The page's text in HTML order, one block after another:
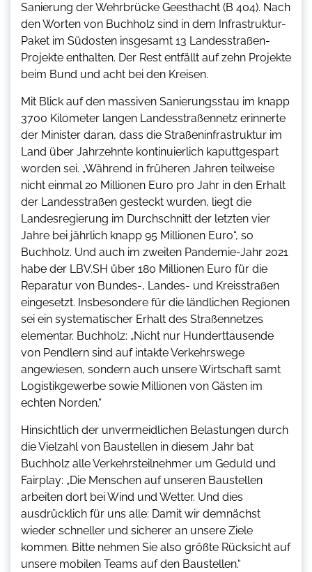
Sanierung der Wehrbrücke Geesthacht (B 404). Nach
den Worten von Buchholz sind in dem Infrastruktur-
Paket im Südosten insgesamt 13 Landesstraßen-
Projekte enthalten. Der Rest entfällt auf zehn Projekte
beim Bund und acht bei den Kreisen.
Mit Blick auf den massiven Sanierungsstau im knapp
3700 Kilometer langen Landesstraßennetz erinnerte
der Minister daran, dass die Straßeninfrastruktur im
Land über Jahrzehnte kontinuierlich kaputtgespart
worden sei. „Während in früheren Jahren teilweise
nicht einmal 20 Millionen Euro pro Jahr in den Erhalt
der Landesstraßen gesteckt wurden, liegt die
Landesregierung im Durchschnitt der letzten vier
Jahre bei jährlich knapp 95 Millionen Euro“, so
Buchholz. Und auch im zweiten Pandemie-Jahr 2021
habe der LBV.SH über 180 Millionen Euro für die
Reparatur von Bundes-, Landes- und Kreisstraßen
eingesetzt. Insbesondere für die ländlichen Regionen
sei ein systematischer Erhalt des Straßennetzes
elementar. Buchholz: „Nicht nur Hunderttausende
von Pendlern sind auf intakte Verkehrswege
angewiesen, sondern auch unsere Wirtschaft samt
Logistikgewerbe sowie Millionen von Gästen im
echten Norden.“
Hinsichtlich der unvermeidlichen Belastungen durch
die Vielzahl von Baustellen in diesem Jahr bat
Buchholz alle Verkehrsteilnehmer um Geduld und
Fairplay: „Die Menschen auf unseren Baustellen
arbeiten dort bei Wind und Wetter. Und dies
ausdrücklich für uns alle: Damit wir demnächst
wieder schneller und sicherer an unsere Ziele
kommen. Bitte nehmen Sie also größte Rücksicht auf
unsere mobilen Teams auf den Baustellen.“